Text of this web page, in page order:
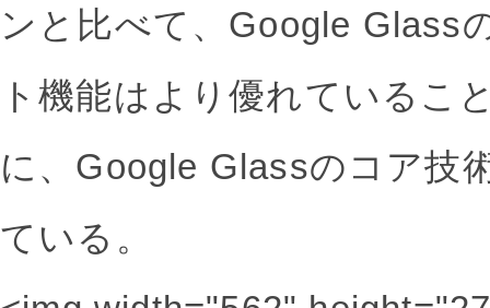
ンと比べて、Google Glass
ト機能はより優れているこ
に、Google Glassのコア技
ている。